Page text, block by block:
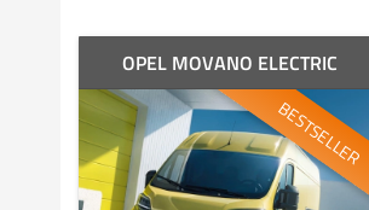
OPEL MOVANO ELECTRIC
BESTSELLER